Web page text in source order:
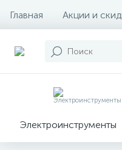
Главная Акции и
Электроинструменты